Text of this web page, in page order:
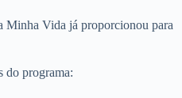
Minha Vida já proporcionou para
do programa: